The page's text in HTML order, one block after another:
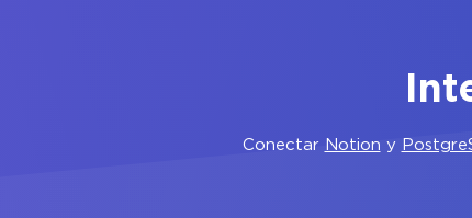
Conectar Notion y